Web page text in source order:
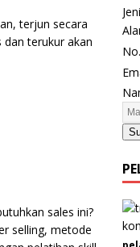
terjun secara
terukur akan
sales ini?
selling, metode
E
m
a
l
J
e
i
N
a
m